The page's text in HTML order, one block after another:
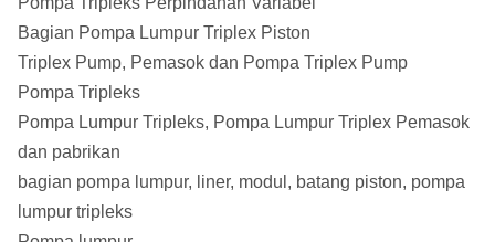
Bagian Pompa Lumpur Triplex Piston
Triplex Pump, Pemasok dan Pompa Triplex Pump
Pompa Tripleks
Pompa Lumpur Tripleks, Pompa Lumpur Triplex Pemasok
dan pabrikan
bagian pompa lumpur, liner, modul, batang piston, pompa
lumpur tripleks